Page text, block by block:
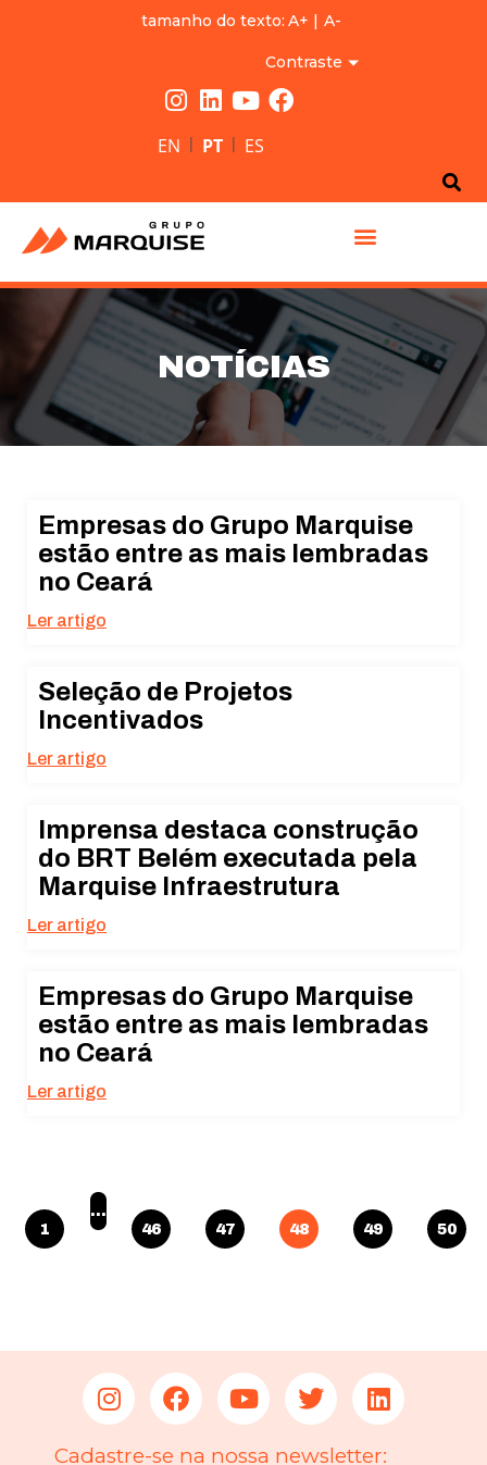
tamanho do texto: A+ | A-
Contraste
EN | PT | ES
NOTÍCIAS
Empresas do Grupo Marquise
estão entre as mais lembradas
no Ceará
Ler artigo
Seleção de Projetos
Incentivados
Ler artigo
Imprensa destaca construção
do BRT Belém executada pela
Marquise Infraestrutura
Ler artigo
Empresas do Grupo Marquise
estão entre as mais lembradas
no Ceará
Ler artigo
1
…
46
47 48 49 50
Cadastre-se na nossa newsletter: